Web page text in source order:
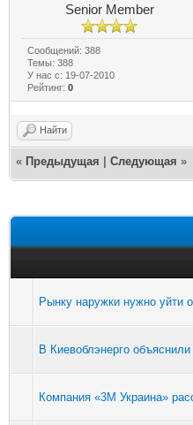
Senior Member
Сообщений: 388
Темы: 388
У нас с: 19-07-2010
Рейтинг:0
Найти
« Предыдущая Следующая »
Рынку наружки нужно уйти
В Киевоблэнерго
Компания «3М Украина»